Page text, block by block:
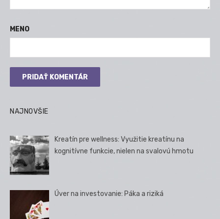
MENO
NAJNOVŠIE
Kreatín pre wellness: Využitie kreatínu na
kognitívne funkcie, nielen na svalovú hmotu
Úver na investovanie: Páka a riziká